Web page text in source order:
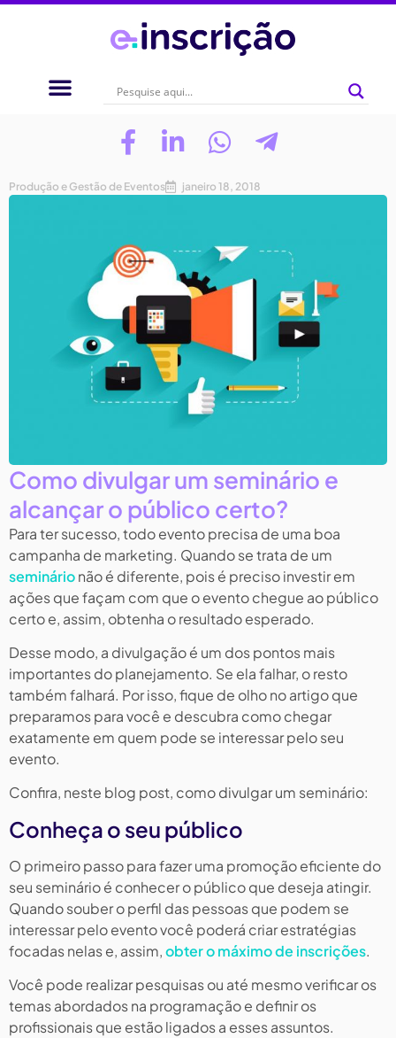
Produção e Gestão de Eventos janeiro 18, 2018
Como divulgar um seminário e
alcançar o público certo?
Para ter sucesso, todo evento precisa de uma boa
campanha de marketing. Quando se trata de um
seminárionão é diferente, pois é preciso investir em
ações que façam com que o evento chegue ao público
certo e, assim, obtenha o resultado esperado.
Desse modo, a divulgação é um dos pontos mais
importantes do planejamento. Se ela falhar, o resto
também falhará. Por isso, fique de olho no artigo que
preparamos para você e descubra como chegar
exatamente em quem pode se interessar pelo seu
evento.
Confira, neste blog post, como divulgar um seminário​:
Conheça o seu público
O primeiro passo para fazer uma promoção eficiente do
seu seminário é conhecer o público que deseja atingir.
Quando souber o perfil das pessoas que podem se
interessar pelo evento você poderá criar estratégias
focadas nelas e, assim,obter o máximo de inscrições.
Você pode realizar pesquisas ou até mesmo verificar os
temas abordados na programação e definir os
profissionais que estão ligados a esses assuntos.